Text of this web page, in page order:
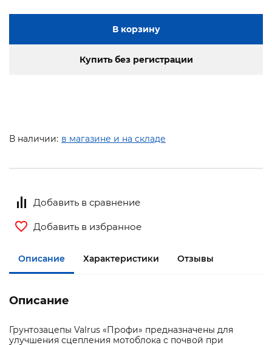
В корзину
Купить без регистрации
В наличии: в магазине и на складе
Добавить в сравнение
Добавить в избранное
Описание Характеристики Отзывы
Описание
Грунтозацепы Valrus «Профи» предназначены для
улучшения сцепления мотоблока с почвой при